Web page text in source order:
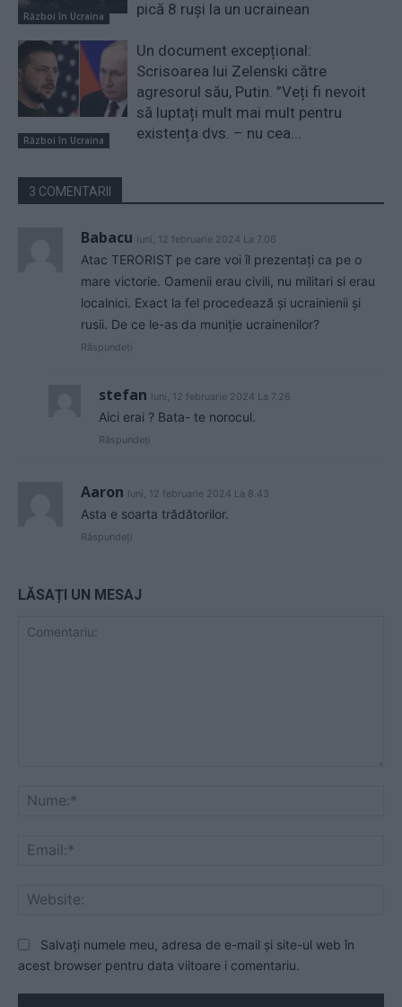
Război în Ucraina
pică 8 ruși la un ucrainean
Război în Ucraina
Un document excepțional:
Scrisoarea lui Zelenski către
agresorul său, Putin. ”Veți fi nevoit
să luptați mult mai mult pentru
existența dvs. – nu cea...
3 COMENTARII
Babacu luni, 12 februarie 2024 La 7.06
Atac TERORIST pe care voi îl prezentați ca pe o
mare victorie. Oamenii erau civili, nu militari si erau
localnici. Exact la fel procedează și ucrainienii și
rusii. De ce le-as da muniție ucrainenilor?
Răspundeți
stefan luni, 12 februarie 2024 La 7.26
Aici erai ? Bata- te norocul.
Răspundeți
Aaron luni, 12 februarie 2024 La 8.43
Asta e soarta trădătorilor.
Răspundeți
LĂSAȚI UN MESAJ
Salvați numele meu, adresa de e-mail și site-ul web în
acest browser pentru data viitoare i comentariu.